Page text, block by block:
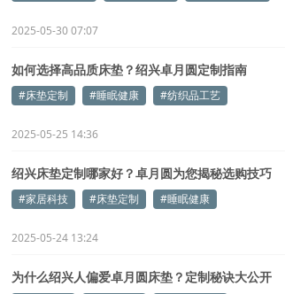
2025-05-30 07:07
如何选择高品质床垫？绍兴卓月圆定制指南
#床垫定制 #睡眠健康 #纺织品工艺
2025-05-25 14:36
绍兴床垫定制哪家好？卓月圆为您揭秘选购技巧
#家居科技 #床垫定制 #睡眠健康
2025-05-24 13:24
为什么绍兴人偏爱卓月圆床垫？定制秘诀大公开